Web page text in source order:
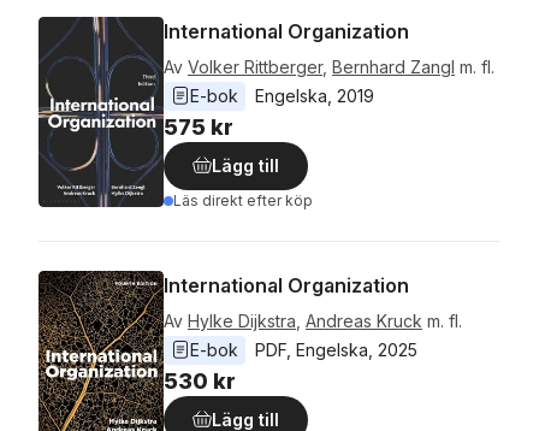
International Organization
Av Volker Rittberger, Bernhard Zangl m. fl.
E-bok
Engelska 2019
575 kr
Lägg till
Läs direkt efter köp
International Organization
Av Hylke Dijkstra Andreas Kruck m. fl.
E-bok
PDF Engelska 2025
530 kr
Lägg till